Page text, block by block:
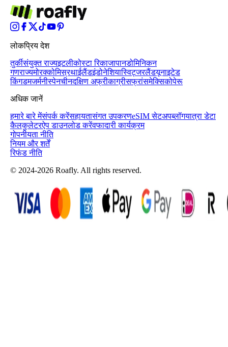
लोकप्रिय देश
तुर्कीसंयुक्त राज्यइटलीकोस्टा रिकाजापानडोमिनिकन
गणराज्यमोरक्कोमिस्रथाईलैंडइंडोनेशियास्विट्जरलैंडयूनाइटेड
किंगडमजर्मनीस्पेनचीनदक्षिण अफ्रीकाग्रीसफ्रांसमेक्सिकोपेरू
अधिक जानें
हमारे बारे मेंसंपर्क करेंसहायतासंगत उपकरणeSIM सेटअपब्लॉगयात्रा डेटा
कैलकुलेटरऐप डाउनलोड करेंवफादारी कार्यक्रम
गोपनीयता नीति
नियम और शर्तें
रिफंड नीति
© 2024-2026 Roafly. All rights reserved.